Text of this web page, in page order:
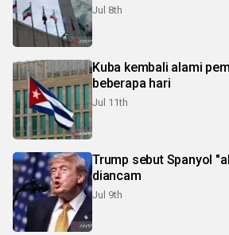
Jul 8th
Kuba kembali alami
beberapa hari
Jul 11th
Trump sebut Spanyol
diancam
Jul 9th